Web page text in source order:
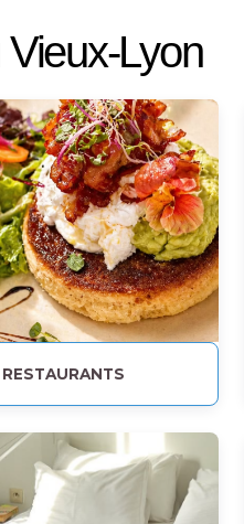
Vieux-Lyon
RESTAURANTS